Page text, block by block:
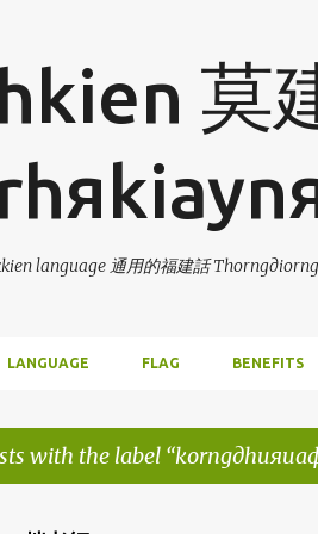
莫
language 通用的福建話
LANGUAGE FLAG BENEFITS
with the label